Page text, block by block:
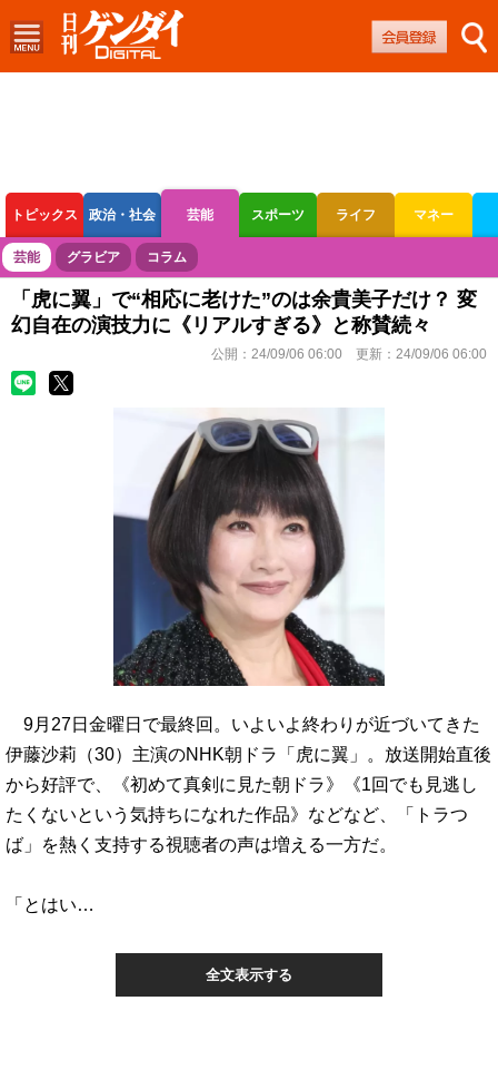
トピックス 政治・社会 芸能 スポーツ ライフ マネー
ボートレース 競輪 オートレース
芸能 グラビア コラム
「虎に翼」で“相応に老けた”のは余貴美子だけ？ 変
幻自在の演技力に《リアルすぎる》と称賛続々
公開： 24/09/06 06:00 更新： 24/09/06 06:00
9月27日金曜日で最終回。いよいよ終わりが近づいてきた
伊藤沙莉（30）主演のNHK朝ドラ「虎に翼」。放送開始直後
から好評で、《初めて真剣に見た朝ドラ》《1回でも見逃し
たくないという気持ちになれた作品》などなど、「トラつ
ば」を熱く支持する視聴者の声は増える一方だ。
「とはい…
全文表示する